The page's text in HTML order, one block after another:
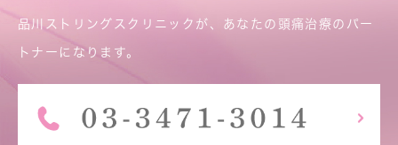
品川ストリングスクリニックが、あなたの頭痛治療のパー
トナーになります。